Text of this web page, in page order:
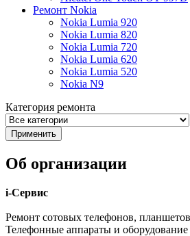
Ремонт Nokia
Nokia Lumia 920
Nokia Lumia 820
Nokia Lumia 720
Nokia Lumia 620
Nokia Lumia 520
Nokia N9
Категория ремонта
Об организации
i-Сервис
Ремонт сотовых телефонов,
Телефонные аппараты и оборудование